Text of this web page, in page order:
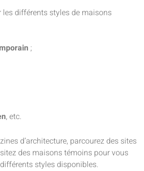
les différents styles de maisons
;
, etc.
d’architecture, parcourez des sites
des maisons témoins pour vous
styles disponibles.